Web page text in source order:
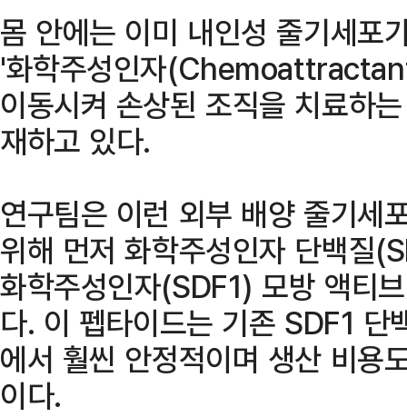
몸 안에는 이미 내인성 줄기세포
'화학주성인자
이동시켜 손상된 조직을 치료하
재하고 있다.
연구팀은 이런 외부 배양 줄기세
위해 먼저 화학주성인자 단백질
화학주성인자(SDF1) 모방 액티
다. 이 펩타이드는 기존 SDF1 단
에서 훨씬 안정적이며 생산 비용
이다.